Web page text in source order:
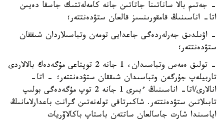
- جەتىم بالا ساناتىنا جاتاتىن جانە كامەلەتتىك جاسقا دەيىن
اتا- اناسىنىڭ قامقورىنسىز قالعان ستۋدەنتتەر؛
- اۋىلدىق جەرلەردەگى جاعدايى تومەن وتباسىلاردان شىققان
ستۋدەنتتەر؛
- تولىق ەمەس وتباسىدان، 1 جانە 2 توپتاعى مۇگەدەك بالالاردى
تاربيلەپ جۇرگەن وتباسىدان شىققان ستۋدەنتتەر؛ - اتا-
انالارى/اتا- اناسىنىڭ ءبىرى 1 جانە 2 توپ مۇگەدەگى بولىپ
تابىلاتىن ستۋدەنتتەر. شاكىرتاقى تولەنەتىن گرانت باعدارلامانىڭ
اياسىندا شارت جاسالعان ساتتەن باستاپ باكالاۆريات